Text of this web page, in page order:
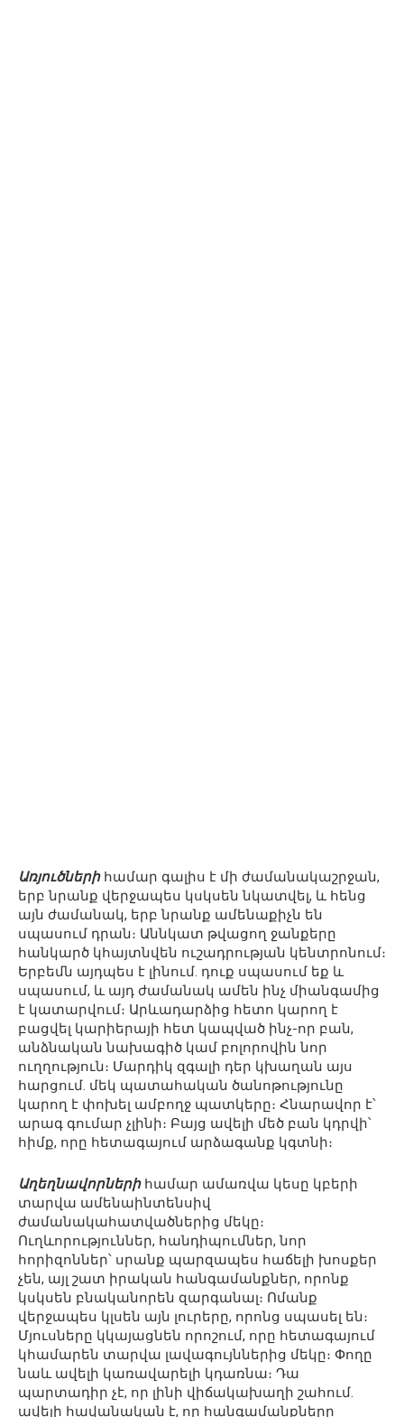
Առյուծների համար գալիս է մի ժամանակաշրջան,
երբ նրանք վերջապես կսկսեն նկատվել, և հենց
այն ժամանակ, երբ նրանք ամենաքիչն են
սպասում դրան։ Աննկատ թվացող ջանքերը
հանկարծ կհայտնվեն ուշադրության կենտրոնում։
Երբեմն այդպես է լինում. դուք սպասում եք և
սպասում, և այդ ժամանակ ամեն ինչ միանգամից
է կատարվում։ Արևադարձից հետո կարող է
բացվել կարիերայի հետ կապված ինչ-որ բան,
անձնական նախագիծ կամ բոլորովին նոր
ուղղություն։ Մարդիկ զգալի դեր կխաղան այս
հարցում. մեկ պատահական ծանոթությունը
կարող է փոխել ամբողջ պատկերը։ Հնարավոր է՝
արագ գումար չլինի։ Բայց ավելի մեծ բան կդրվի՝
հիմք, որը հետագայում արձագանք կգտնի։
Աղեղնավորների համար ամառվա կեսը կբերի
տարվա ամենաինտենսիվ
ժամանակահատվածներից մեկը։
Ուղևորություններ, հանդիպումներ, նոր
հորիզոններ՝ սրանք պարզապես հաճելի խոսքեր
չեն, այլ շատ իրական հանգամանքներ, որոնք
կսկսեն բնականորեն զարգանալ։ Ոմանք
վերջապես կլսեն այն լուրերը, որոնց սպասել են։
Մյուսները կկայացնեն որոշում, որը հետագայում
կհամարեն տարվա լավագույններից մեկը։ Փողը
նաև ավելի կառավարելի կդառնա։ Դա
պարտադիր չէ, որ լինի վիճակախաղի շահում.
ավելի հավանական է, որ հանգամանքները